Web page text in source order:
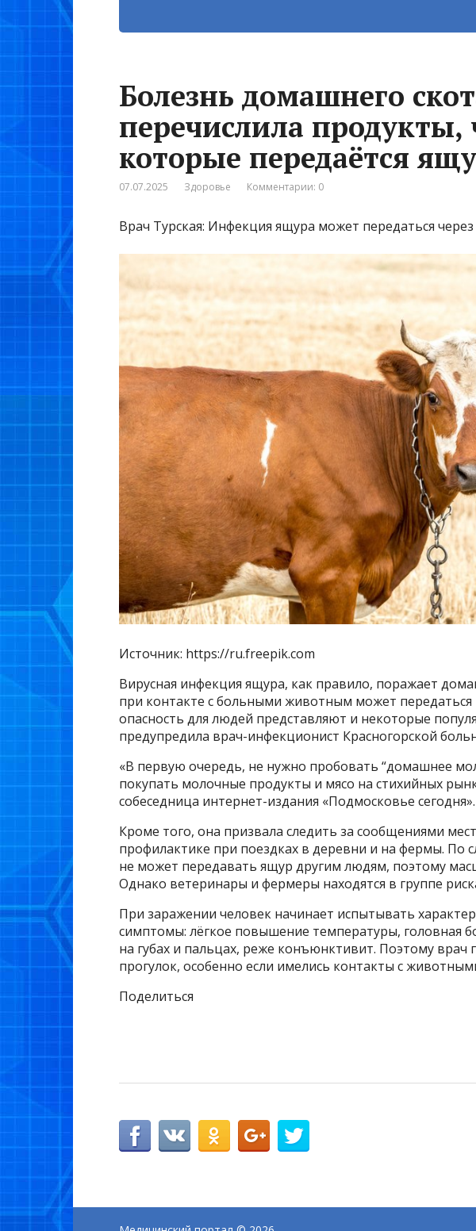
Болезнь домашнего
перечислила продукты,
которые передаётся
07.07.2025 Здоровье Комментарии: 0
Врач Турская: Инфекция ящура может передаться
Источник: https://ru.freepik.com
Вирусная инфекция ящура, как правило, поражает
при контакте с больными животным может передаться
опасность для людей представляют и некоторые
предупредила врач-инфекционист Красногорской
«В первую очередь, не нужно пробовать “домашнее
покупать молочные продукты и мясо на стихийных
собеседница интернет-издания «Подмосковье сегодня».
Кроме того, она призвала следить за сообщениями
профилактике при поездках в деревни и на фермы. По
не может передавать ящур другим людям, поэтому
Однако ветеринары и фермеры находятся в группе
При заражении человек начинает испытывать
симптомы: лёгкое повышение температуры, головная
на губах и пальцах, реже конъюнктивит. Поэтому врач
прогулок, особенно если имелись контакты с
Поделиться